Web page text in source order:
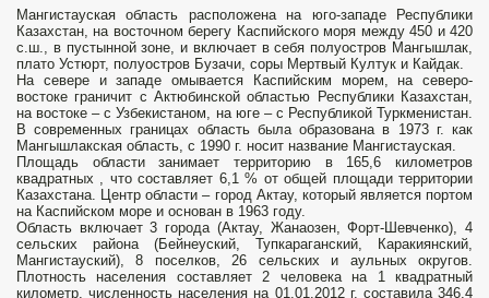
Мангистауская область расположена на юго-западе Республики
Казахстан, на восточном берегу Каспийского моря между 450 и 420
с.ш., в пустынной зоне, и включает в себя полуостров Мангышлак,
плато Устюрт, полуостров Бузачи, соры Мертвый Култук и Кайдак.
На севере и западе омывается Каспийским морем, на северо-
востоке граничит с Актюбинской областью Республики Казахстан,
на востоке – с Узбекистаном, на юге – с Республикой Туркменистан.
В современных границах область была образована в 1973 г. как
Мангышлакская область, с 1990 г. носит название Мангистауская.
Площадь области занимает территорию в 165,6 километров
квадратных , что составляет 6,1 % от общей площади территории
Казахстана. Центр области – город Актау, который является портом
на Каспийском море и основан в 1963 году.
Область включает 3 города (Актау, Жанаозен, Форт-Шевченко), 4
сельских района (Бейнеуский, Тупкараганский, Каракиянский,
Мангистауский), 8 поселков, 26 сельских и аульных округов.
Плотность населения составляет 2 человека на 1 квадратный
километр, численность населения на 01.01.2012 г. составила 346,4